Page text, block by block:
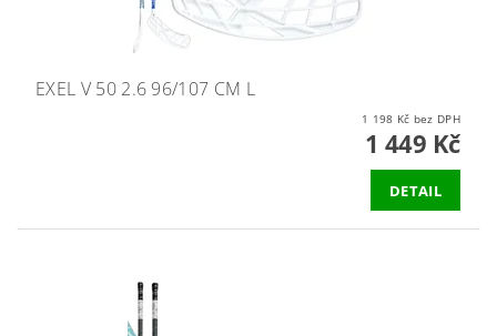
EXEL V 50 2.6 96/107 CM L
1 198 Kč bez DPH
1 449 Kč
DETAIL